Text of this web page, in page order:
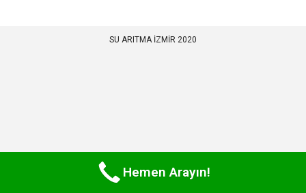
SU ARITMA İZMİR 2020
Hemen Arayın!